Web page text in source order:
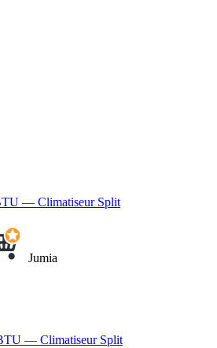
— Climatiseur Split
Jumia
— Climatiseur Split